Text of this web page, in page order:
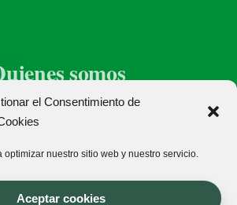
el Consentimiento de
optimizar nuestro sitio web y nuestro servicio.
Aceptar cookies
somos